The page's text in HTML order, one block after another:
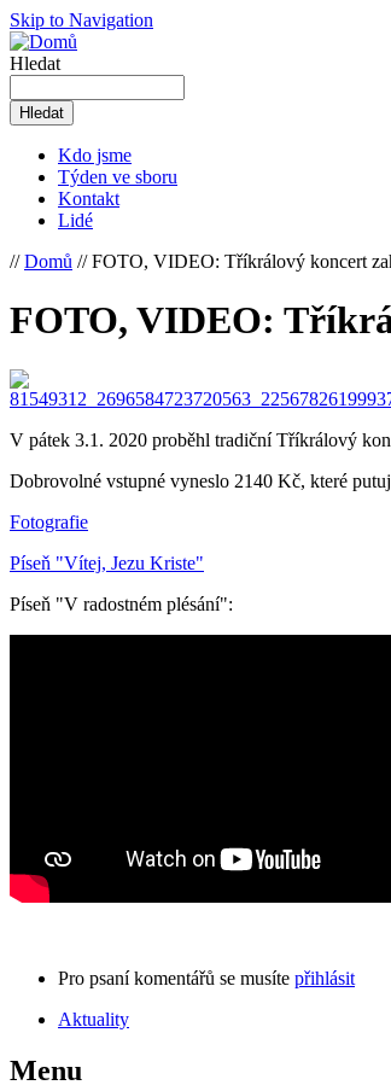
Skip to Navigation
Hledat
Kdo jsme
Týden ve sboru
Kontakt
Lidé
//Domů // FOTO, VIDEO: Tříkrálový koncert
FOTO, VIDEO:
V pátek 3.1. 2020 proběhl tradiční Tříkrálový
Dobrovolné vstupné vyneslo 2140 Kč, které
Fotografie
Píseň "Vítej, Jezu Kriste"
Píseň "V radostném plésání":
Pro psaní komentářů se musíte přihlásit
Aktuality
Menu